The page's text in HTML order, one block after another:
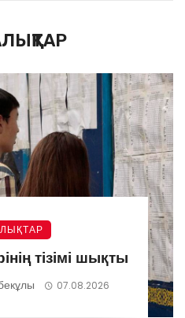
тізімі шықты
07.08.2026